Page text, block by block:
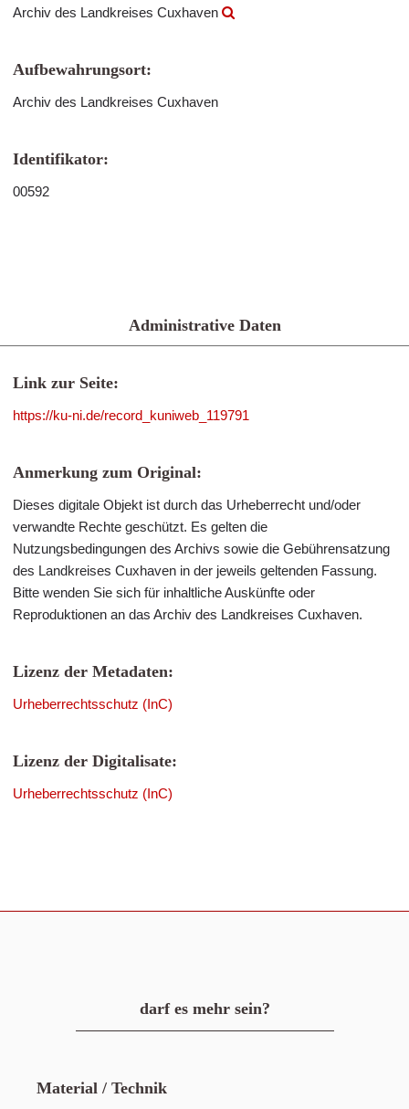
Archiv des Landkreises Cuxhaven
Aufbewahrungsort:
Archiv des Landkreises Cuxhaven
Identifikator:
00592
Administrative Daten
Link zur Seite:
https://ku-ni.de/record_kuniweb_119791
Anmerkung zum Original:
Dieses digitale Objekt ist durch das Urheberrecht und/oder
verwandte Rechte geschützt. Es gelten die
Nutzungsbedingungen des Archivs sowie die Gebührensatzung
des Landkreises Cuxhaven in der jeweils geltenden Fassung.
Bitte wenden Sie sich für inhaltliche Auskünfte oder
Reproduktionen an das Archiv des Landkreises Cuxhaven.
Lizenz der Metadaten:
Urheberrechtsschutz (InC)
Lizenz der Digitalisate:
Urheberrechtsschutz (InC)
darf es mehr sein?
Material / Technik